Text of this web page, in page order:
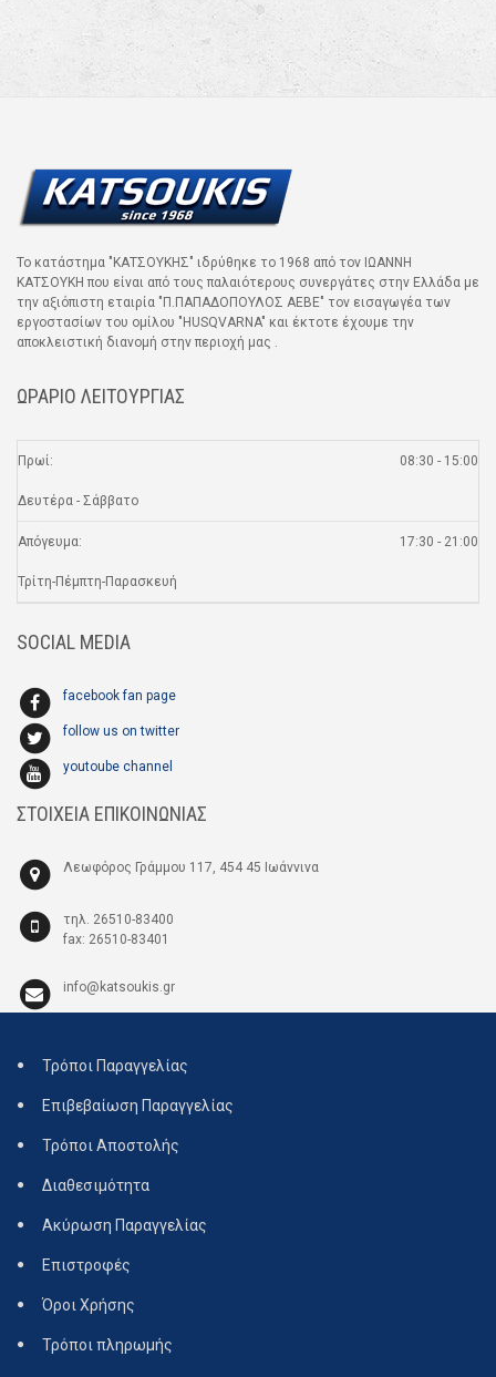
Το κατάστημα "ΚΑΤΣΟΥΚΗΣ" ιδρύθηκε το 1968 από τον ΙΩΑΝΝΗ
ΚΑΤΣΟΥΚΗ που είναι από τους παλαιότερους συνεργάτες στην Ελλάδα με
την αξιόπιστη εταιρία "Π.ΠΑΠΑΔΟΠΟΥΛΟΣ ΑΕΒΕ" τον εισαγωγέα των
εργοστασίων του ομίλου "HUSQVARNA" και έκτοτε έχουμε την
αποκλειστική διανομή στην περιοχή μας .
ΩΡΑΡΙΟ ΛΕΙΤΟΥΡΓΙΑΣ
Πρωί:
Δευτέρα - Σάββατο
08:30 - 15:00
Απόγευμα:
Τρίτη-Πέμπτη-Παρασκευή
17:30 - 21:00
SOCIAL MEDIA
facebook fan page
follow us on twitter
youtoube channel
ΣΤΟΙΧΕΙΑ ΕΠΙΚΟΙΝΩΝΙΑΣ
Λεωφόρος Γράμμου 117, 454 45 Ιωάννινα
τηλ. 26510-83400
fax: 26510-83401
info@katsoukis.gr
Τρόποι Παραγγελίας
Επιβεβαίωση Παραγγελίας
Τρόποι Αποστολής
Διαθεσιμότητα
Ακύρωση Παραγγελίας
Επιστροφές
Όροι Χρήσης
Τρόποι πληρωμής